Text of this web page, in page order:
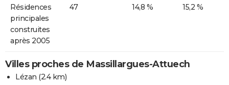
Résidences
principales
construites
après 2005
47 14,8 % 15,2 %
Villes proches de Massillargues-Attuech
Lézan (2.4 km)